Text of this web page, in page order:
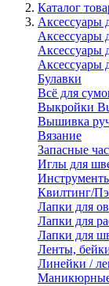
Каталог
Аксессуары
Аксессуары
Аксессуары
Аксессуары
Булавки
Всё для
Выкройки
Вышивка
Вязание
Запасные
Иглы для
Квилтинг/
Лапки для
Лапки для
Лапки для
Ленты,
Линейки /